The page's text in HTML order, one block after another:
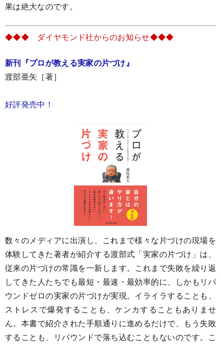
果は絶大なのです。
◆◆◆ ダイヤモンド社からのお知らせ◆◆◆
新刊『プロが教える実家の片づけ』
渡部亜矢［著］
好評発売中！
数々のメディアに出演し、これまで様々な片づけの現場を
体験してきた著者が紹介する渡部式「実家の片づけ」は、
従来の片づけの常識を一新します。これまで失敗を繰り返
してきた人たちでも最短・最速・最効率的に、しかもリバ
ウンドゼロの実家の片づけが実現。イライラすることも、
ストレスで爆発することも、ケンカすることもありませ
ん。本書で紹介された手順通りに進めるだけで、もう失敗
することも、リバウンドで落ち込むこともないのです。こ